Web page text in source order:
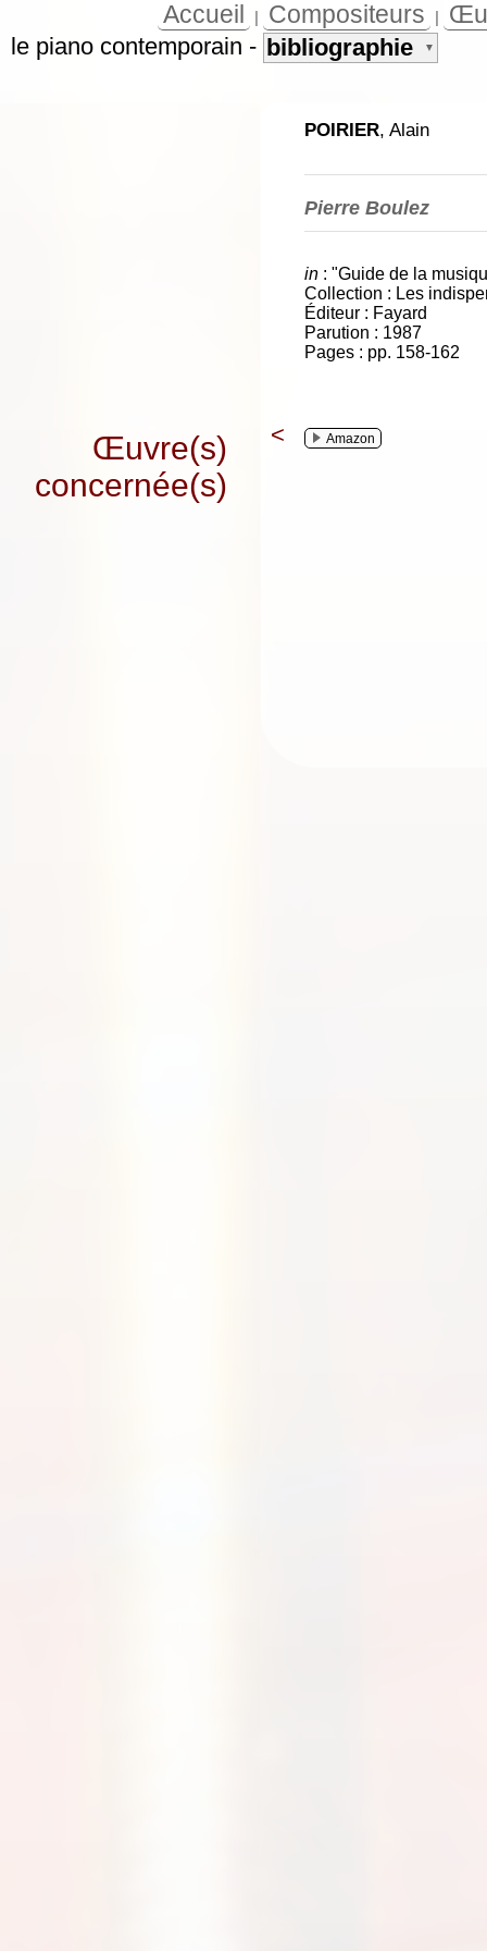
Accueil Compositeurs
Œuvre(s)
concernée(s)
<
POIRIER, Alain
Pierre Boulez
in : "Guide de la
Collection : Les
Éditeur : Fayard
Parution : 1987
Pages : pp. 158-162
Amazon
le piano contemporain - bibliographie ▼